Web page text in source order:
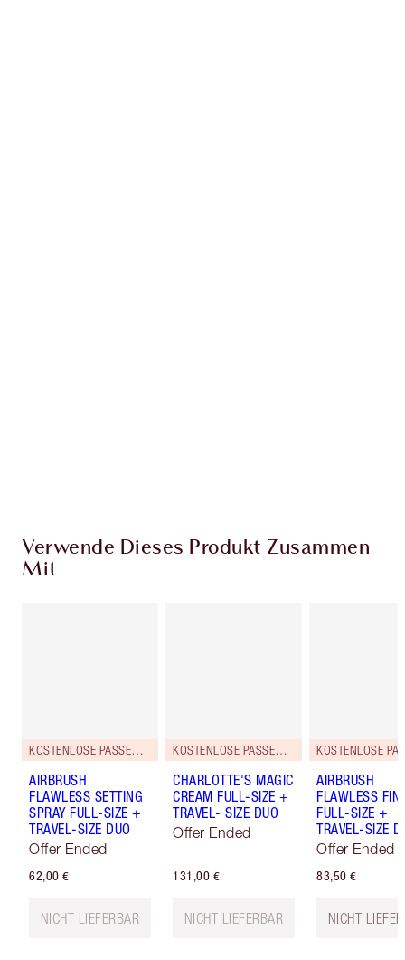
Verwende Dieses Produkt Zusammen
Mit
KOSTENLOSE PASSENDE REISEGRÖSSE DAZU!
AIRBRUSH
FLAWLESS SETTING
SPRAY FULL-SIZE +
TRAVEL-SIZE DUO
Offer Ended
62,00 €
NICHT LIEFERBAR
KOSTENLOSE PASSENDE REISEGRÖSSE DAZU!
CHARLOTTE'S MAGIC
CREAM FULL-SIZE +
TRAVEL- SIZE DUO
Offer Ended
131,00 €
NICHT LIEFERBAR
AIRBRUSH
FLAWLESS
FULL-SIZE +
TRAVEL-SIZE
Offer Ended
83,50 €
NICHT